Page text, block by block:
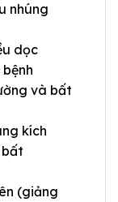
nhúng
dọc
và bất
kích
bất
(giảng